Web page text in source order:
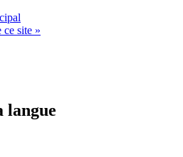
ce site »
langue